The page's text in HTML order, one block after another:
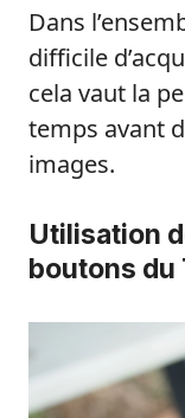
Dans
difficile
cela vaut la
temps avant
images.
Utilisation
boutons du